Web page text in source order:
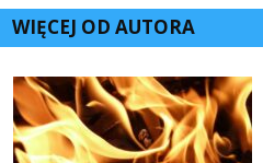
WIĘCEJ OD AUTORA